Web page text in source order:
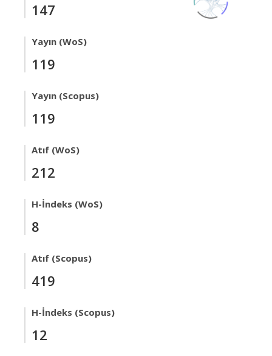
147
Yayın (WoS)
119
Yayın (Scopus)
119
Atıf (WoS)
212
H-İndeks (WoS)
8
Atıf (Scopus)
419
H-İndeks (Scopus)
12